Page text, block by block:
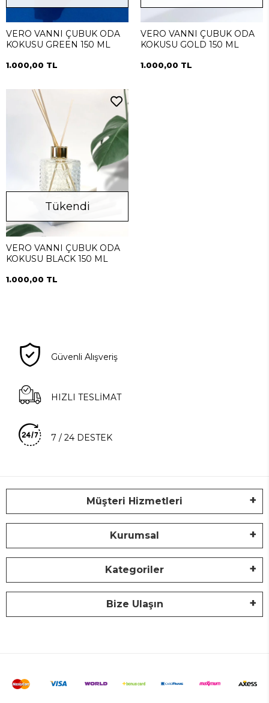
VERO VANNI ÇUBUK ODA
KOKUSU GREEN 150 ML
1.000,00 TL
VERO VANNI ÇUBUK ODA
KOKUSU GOLD 150 ML
1.000,00 TL
Tükendi
VERO VANNI ÇUBUK ODA
KOKUSU BLACK 150 ML
1.000,00 TL
Güvenli Alışveriş
HIZLI TESLİMAT
7 / 24 DESTEK
Müşteri Hizmetleri
Kurumsal
Kategoriler
Bize Ulaşın